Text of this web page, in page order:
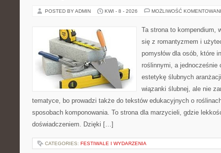
POSTED BY ADMIN KWI - 8 - 2026 MOŻLIWOŚĆ
Ta strona to kompendium,
się z romantyzmem i
pomysłów dla osób, które
roślinnymi, a jednocześnie
estetykę ślubnych
wiązanki ślubnej, ale nie
tematyce, bo prowadzi także do tekstów edukacyjnych o
sposobach komponowania. To strona dla marzycieli, gdzie
doświadczeniem. Dzięki […]
CATEGORIES: FESTIWALE I WYDARZENIA